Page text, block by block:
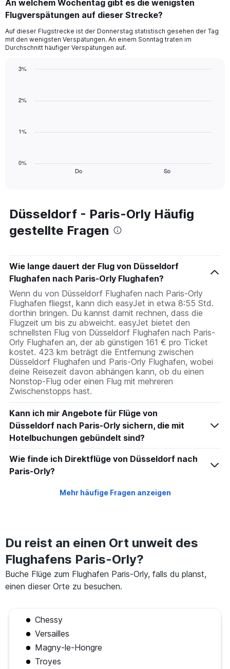
Range:
1
The
chart
Y
values.
to
An welchem Wochentag gibt es die wenigsten
Flugverspätungen auf dieser Strecke?
Auf dieser Flugstrecke ist der Donnerstag statistisch gesehen der Tag
mit den wenigsten Verspätungen. An einem Sonntag traten im
Durchschnitt häufiger Verspätungen auf.
The
Range:
2
categories.
The
1
Y
axis
displaying
values.
Range:
0
to
3.
Do So
0%
1%
2%
3%
Düsseldorf - Paris-Orly Häufig
gestellte Fragen
Wie lange dauert der Flug von Düsseldorf
Flughafen nach Paris-Orly Flughafen?
Wenn du von Düsseldorf Flughafen nach Paris-Orly
Flughafen fliegst, kann dich easyJet in etwa 8:55 Std.
dorthin bringen. Du kannst damit rechnen, dass die
Flugzeit um bis zu abweicht. easyJet bietet den
schnellsten Flug von Düsseldorf Flughafen nach Paris-
Orly Flughafen an, der ab günstigen 161 € pro Ticket
kostet. 423 km beträgt die Entfernung zwischen
Düsseldorf Flughafen und Paris-Orly Flughafen, wobei
deine Reisezeit davon abhängen kann, ob du einen
Nonstop-Flug oder einen Flug mit mehreren
Zwischenstopps hast.
Kann ich mir Angebote für Flüge von
Düsseldorf nach Paris-Orly sichern, die mit
Hotelbuchungen gebündelt sind?
Wie finde ich Direktflüge von Düsseldorf nach
Paris-Orly?
Mehr häufige Fragen anzeigen
Du reist an einen Ort unweit des
Flughafens Paris-Orly?
Buche Flüge zum Flughafen Paris-Orly, falls du planst,
einen dieser Orte zu besuchen.
Chessy
Versailles
Magny-le-Hongre
Troyes